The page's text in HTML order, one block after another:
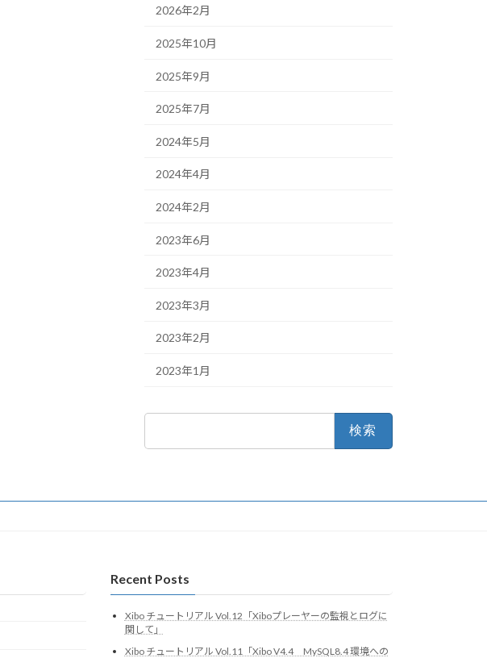
2026年2月
2025年10月
2025年9月
2025年7月
2024年5月
2024年4月
2024年2月
2023年6月
2023年4月
2023年3月
2023年2月
2023年1月
Recent Posts
Xibo チュートリアル Vol.12「Xiboプレーヤーの監視とログに
関して」
Xibo チュートリアル Vol.11「Xibo V4.4 MySQL8.4 環境への